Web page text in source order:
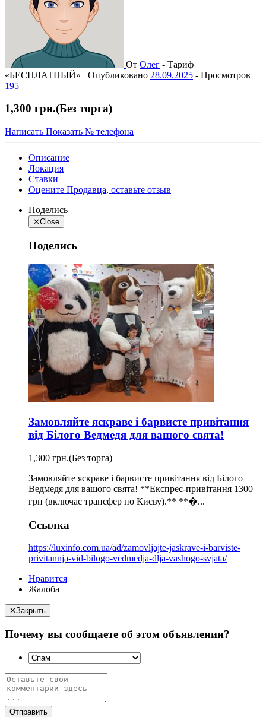
От Олег - Тариф
«БЕСПЛАТНЫЙ»
Опубликовано 28.09.2025 - Просмотров
195
1,300 грн.(Без торга)
Написать Показать № телефона
Описание
Локация
Ставки
Оцените Продавца, оставьте отзыв
Поделись
✕Close
Поделись
Замовляйте яскраве і барвисте привітання
від Білого Ведмедя для вашого свята!
1,300 грн.(Без торга)
Замовляйте яскраве і барвисте привітання від Білого
Ведмедя для вашого свята! **Експрес-привітання 1300
грн (включає трансфер по Києву).** **�...
Ссылка
https://luxinfo.com.ua/ad/zamovljajte-jaskrave-i-barviste-
privitannja-vid-bilogo-vedmedja-dlja-vashogo-svjata/
Нравится
Жалоба
✕Закрыть
Почему вы сообщаете об этом объявлении?
Отправить